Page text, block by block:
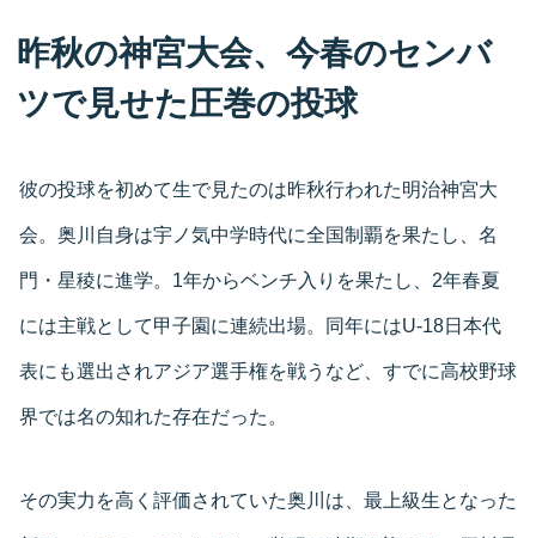
昨秋の神宮大会、今春のセンバ
ツで見せた圧巻の投球
彼の投球を初めて生で見たのは昨秋行われた明治神宮大
会。奥川自身は宇ノ気中学時代に全国制覇を果たし、名
門・星稜に進学。1年からベンチ入りを果たし、2年春夏
には主戦として甲子園に連続出場。同年にはU-18日本代
表にも選出されアジア選手権を戦うなど、すでに高校野球
界では名の知れた存在だった。
その実力を高く評価されていた奥川は、最上級生となった